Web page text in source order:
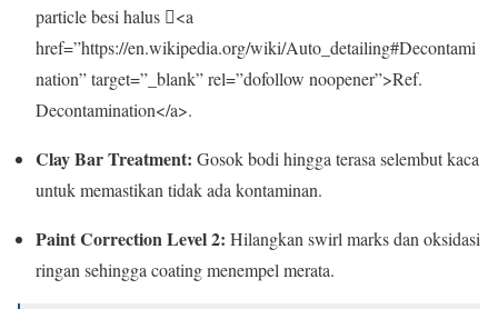
particle besi halus <a
href=”https://en.wikipedia.org/wiki/Auto_detailing#Decontami
nation” target=”_blank” rel=”dofollow noopener”>Ref.
Decontamination</a>.
Clay Bar Treatment: Gosok bodi hingga terasa selembut kaca
untuk memastikan tidak ada kontaminan.
Paint Correction Level 2: Hilangkan swirl marks dan oksidasi
ringan sehingga coating menempel merata.